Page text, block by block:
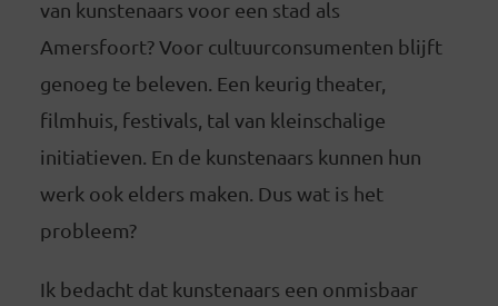
van kunstenaars voor een stad als
Amersfoort? Voor cultuurconsumenten blijft
genoeg te beleven. Een keurig theater,
filmhuis, festivals, tal van kleinschalige
initiatieven. En de kunstenaars kunnen hun
werk ook elders maken. Dus wat is het
probleem?
Ik bedacht dat kunstenaars een onmisbaar